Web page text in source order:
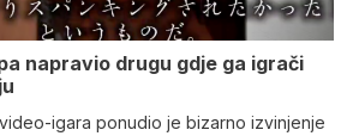
napravio drugu gdje ga igrači
igara ponudio je bizarno izvinjenje